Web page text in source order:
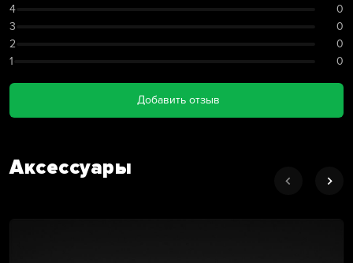
4
0
3
0
2
0
1
0
Добавить отзыв
Аксессуары